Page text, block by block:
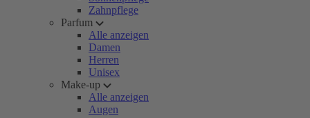
Zahnpflege
Parfum
Alle anzeigen
Damen
Herren
Unisex
Make-up
Alle anzeigen
Augen